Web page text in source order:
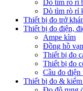
Dò tìm rò rỉ
Dò tìm rò rỉ
Thiết bị đo trở
Thiết bị đo điện,
Ampe kìm
Đồng hồ
Thiết bị đo
Thiết bị đo
Cầu đo điện
Thiết bị đo &